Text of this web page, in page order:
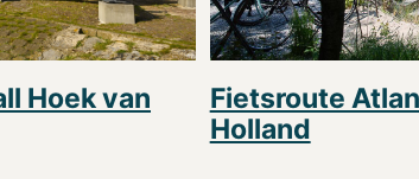
Hoek van
Fietsroute
Holland